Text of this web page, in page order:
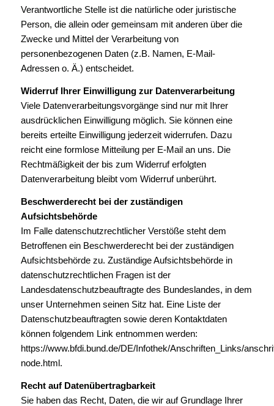
Verantwortliche Stelle ist die natürliche oder juristische
Person, die allein oder gemeinsam mit anderen über die
Zwecke und Mittel der Verarbeitung von
personenbezogenen Daten (z.B. Namen, E-Mail-
Adressen o. Ä.) entscheidet.
Widerruf Ihrer Einwilligung zur Datenverarbeitung
Viele Datenverarbeitungsvorgänge sind nur mit Ihrer
ausdrücklichen Einwilligung möglich. Sie können eine
bereits erteilte Einwilligung jederzeit widerrufen. Dazu
reicht eine formlose Mitteilung per E-Mail an uns. Die
Rechtmäßigkeit der bis zum Widerruf erfolgten
Datenverarbeitung bleibt vom Widerruf unberührt.
Beschwerderecht bei der zuständigen
Aufsichtsbehörde
Im Falle datenschutzrechtlicher Verstöße steht dem
Betroffenen ein Beschwerderecht bei der zuständigen
Aufsichtsbehörde zu. Zuständige Aufsichtsbehörde in
datenschutzrechtlichen Fragen ist der
Landesdatenschutzbeauftragte des Bundeslandes, in dem
unser Unternehmen seinen Sitz hat. Eine Liste der
Datenschutzbeauftragten sowie deren Kontaktdaten
können folgendem Link entnommen werden:
https://www.bfdi.bund.de/DE/Infothek/Anschriften_Links/
node.html.
Recht auf Datenübertragbarkeit
Sie haben das Recht, Daten, die wir auf Grundlage Ihrer